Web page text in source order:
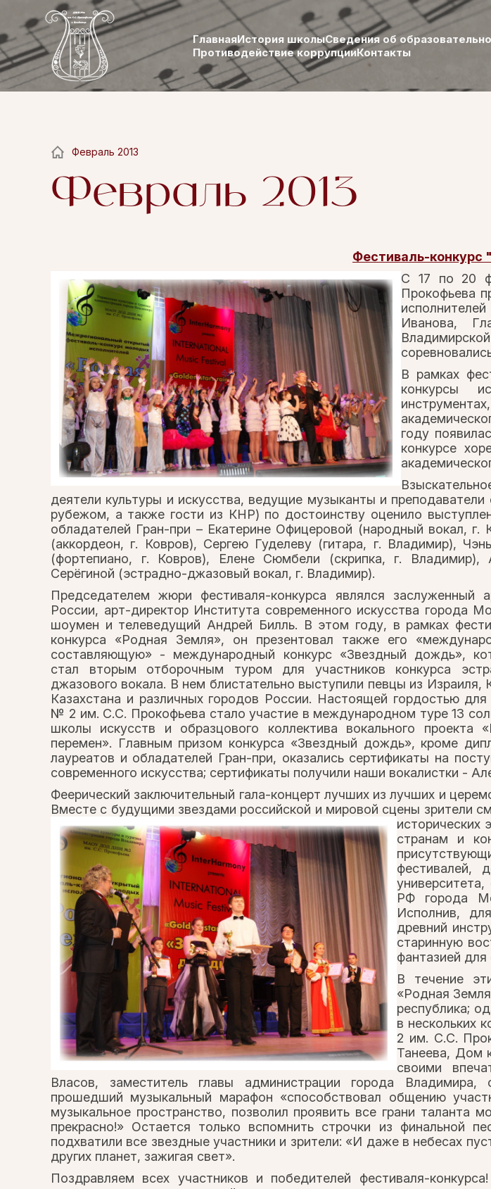
ГлавнаяИстория школыСведения об
Противодействие коррупцииКонтакты
Февраль 2013
Февраль 2013
Фестиваль-конкурс
С 17 по 20
Прокофьева
Иванова,
В рамках
конкурсы
году
конкурсе
деятели культуры и искусства, ведущие музыканты и
рубежом, а также гости из КНР) по достоинству оценило
обладателей Гран-при – Екатерине Офицеровой (народный вокал,
(аккордеон, г. Ковров), Сергею Гуделеву (гитара, г. Владимир),
(фортепиано, г. Ковров), Елене Сюмбели (скрипка, г. Владимир),
Серёгиной (эстрадно-джазовый вокал, г. Владимир).
Председателем жюри фестиваля-конкурса являлся заслуженный
России, арт-директор Института современного искусства города
шоумен и телеведущий Андрей Билль. В этом году, в рамках
конкурса «Родная Земля», он презентовал также его
составляющую» - международный конкурс «Звездный дождь»,
стал вторым отборочным туром для участников конкурса
джазового вокала. В нем блистательно выступили певцы из Израиля,
Казахстана и различных городов России. Настоящей гордостью
№ 2 им. С.С. Прокофьева стало участие в международном туре 13
школы искусств и образцового коллектива вокального проекта
перемен». Главным призом конкурса «Звездный дождь», кроме
лауреатов и обладателей Гран-при, оказались сертификаты на
современного искусства; сертификаты получили наши вокалистки -
Феерический заключительный гала-концерт лучших из лучших и
Вместе с будущими звездами российской и мировой сцены зрители
исторических
странам и
фестивалей,
РФ города
Исполнив,
древний
старинную
фантазией
В течение
«Родная
республика;
в нескольких
2 им. С.С.
Танеева, Дом
своими
Власов, заместитель главы администрации города
прошедший музыкальный марафон «способствовал общению
музыкальное пространство, позволил проявить все грани таланта
прекрасно!» Остается только вспомнить строчки из финальной
подхватили все звездные участники и зрители: «И даже в небесах
других планет, зажигая свет».
Поздравляем всех участников и победителей фестиваля-